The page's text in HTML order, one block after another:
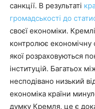
санкції. В результаті
громадськості до
своєї економіки.
контролює економічну
якої розраховуються
інституцій. Багатьох
несподівано низький
економіка країни
думку Кремля, це є